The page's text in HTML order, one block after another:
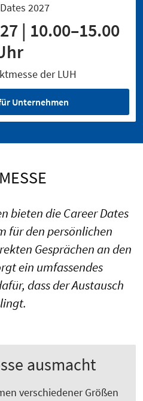
2027
| 10.00–15.00
der LUH
Unternehmen
bieten die Career Dates
für den persönlichen
Gesprächen an den
ein umfassendes
dass der Austausch
ausmacht
verschiedener Größen